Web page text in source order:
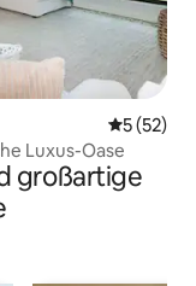
5 (52)
Luxus-Oase
großartige